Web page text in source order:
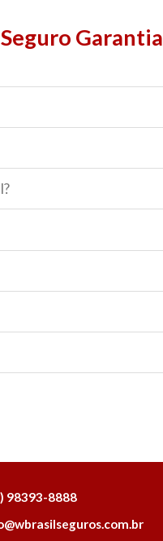
Garantia
98393-8888